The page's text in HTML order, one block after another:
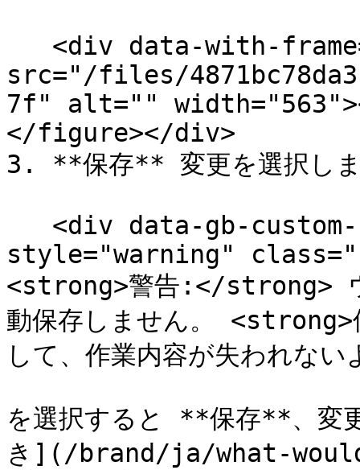
src="/files/
7f" alt=""
</figure></div>
3. **保存** 変更を選択し
style="warning"
<strong>警告:</strong> ウ
動保存しません。
して、作業内容が失われな
を選択すると **保存**、変
き](/brand/ja/what-